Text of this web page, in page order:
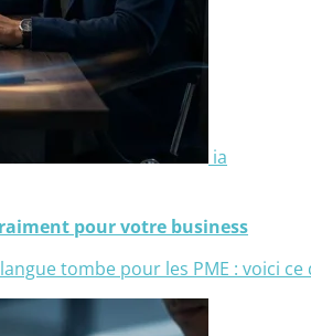
ia
pour votre business
tombe pour les PME : voici